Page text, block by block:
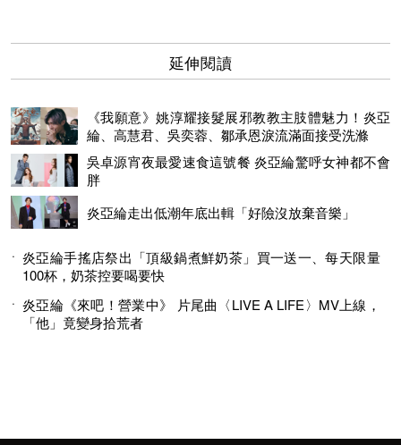
延伸閱讀
《我願意》姚淳耀接髮展邪教教主肢體魅力！炎亞
綸、高慧君、吳奕蓉、鄒承恩淚流滿面接受洗滌
吳卓源宵夜最愛速食這號餐 炎亞綸驚呼女神都不會
胖
炎亞綸走出低潮年底出輯「好險沒放棄音樂」
炎亞綸手搖店祭出「頂級鍋煮鮮奶茶」買一送一、每天限量
100杯，奶茶控要喝要快
炎亞綸《來吧！營業中》 片尾曲〈LIVE A LIFE〉MV上線，
「他」竟變身拾荒者